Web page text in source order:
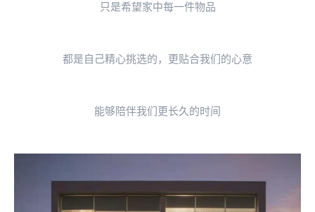
只是希望家中每一件物品
都是自己精心挑选的，更贴合我们的心意
能够陪伴我们更长久的时间